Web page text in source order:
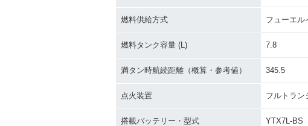
燃料供給方式 フューエル
燃料タンク容量 (L) 7.8
満タン時航続距離（概算・参考値） 345.5
点火装置 フルトラン
搭載バッテリー・型式 YTX7L-BS